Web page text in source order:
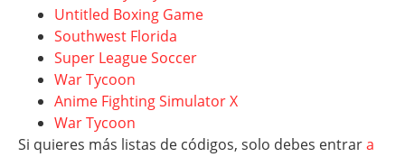
Untitled Boxing Game
Southwest Florida
Super League Soccer
War Tycoon
Anime Fighting Simulator X
War Tycoon
Si quieres más listas de códigos, solo debes entrara